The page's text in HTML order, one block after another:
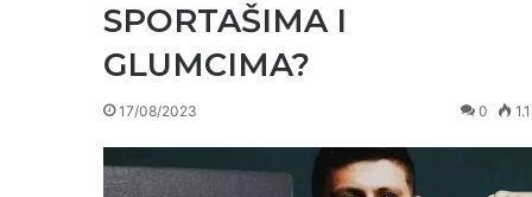
SPORTAŠIMA I
GLUMCIMA?
17/08/2023 0